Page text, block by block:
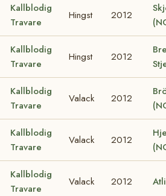
Kallblodig
Travare
Hingst 2012
Kallblodig
Travare
Hingst 2012
Kallblodig
Travare
Valack 2012
Kallblodig
Travare
Valack 2012
Kallblodig
Travare
Valack 2012